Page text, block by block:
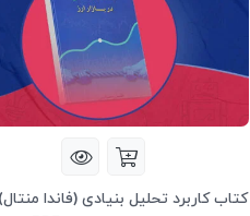
کتاب کاربرد تحلیل بنیادی (فاندا منتال)